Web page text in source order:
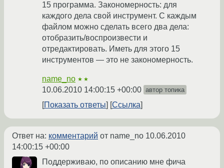
15 программа. Закономерность: для
каждого дела свой инструмент. С каждым
файлом можно сделать всего два дела:
отобразить/воспроизвести и
отредактировать. Иметь для этого 15
инструментов — это не закономерность.
name_no ★★
10.06.2010 14:00:15 +00:00 автор топика
Показать ответы Ссылка
Ответ на: комментарий от name_no 10.06.2010
14:00:15 +00:00
Поддерживаю, по описанию мне фича